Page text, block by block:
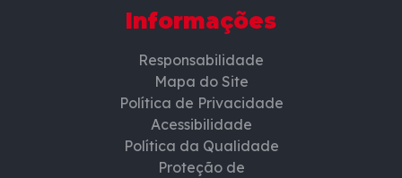
Informações
Responsabilidade
Mapa do Site
Política de Privacidade
Acessibilidade
Política da Qualidade
Proteção de